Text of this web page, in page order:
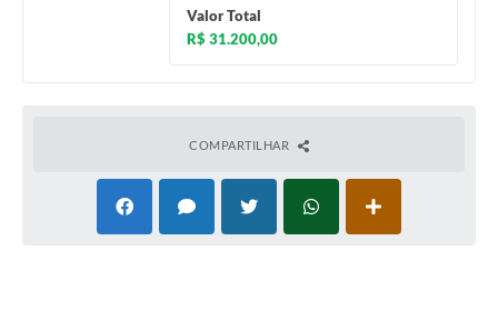
Valor Total
R$ 31.200,00
COMPARTILHAR